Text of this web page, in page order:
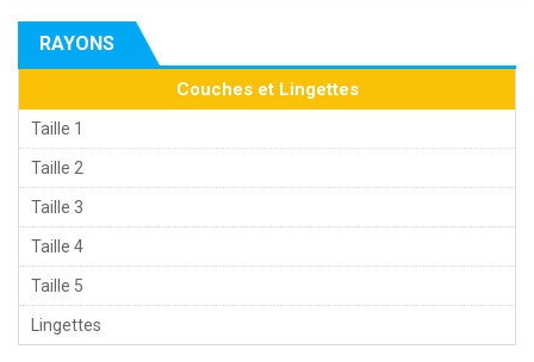
DT
RAYONS
Couches et Lingettes
Taille 1
Taille 2
Taille 3
Taille 4
Taille 5
Lingettes